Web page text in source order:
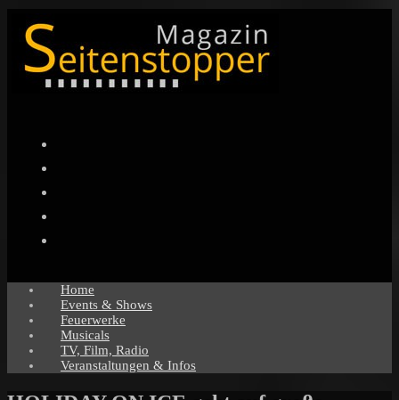
Home
Events & Shows
Feuerwerke
Musicals
TV, Film, Radio
Veranstaltungen & Infos